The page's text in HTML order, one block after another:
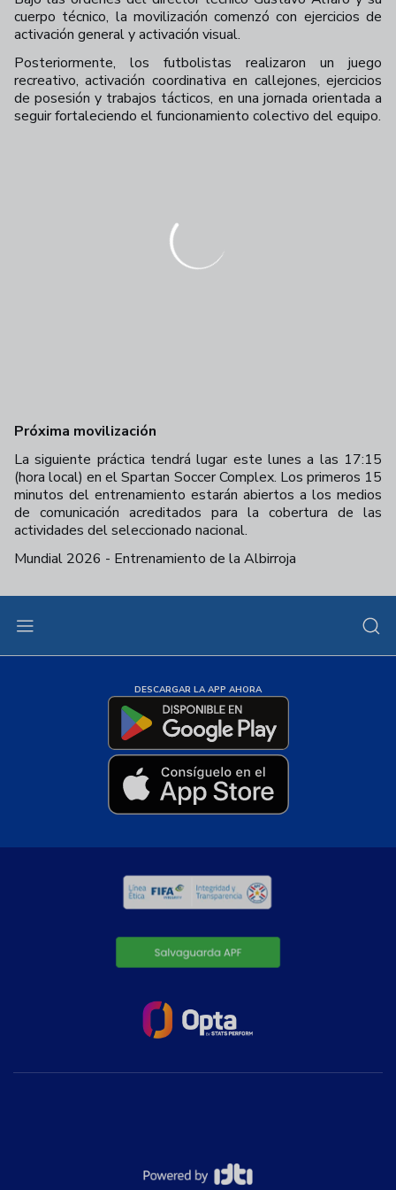
cuerpo técnico, la movilización comenzó con ejercicios de
activación general y activación visual.
Posteriormente, los futbolistas realizaron un juego
recreativo, activación coordinativa en callejones, ejercicios
de posesión y trabajos tácticos, en una jornada orientada a
seguir fortaleciendo el funcionamiento colectivo del equipo.
Próxima movilización
La siguiente práctica tendrá lugar este lunes a las 17:15
(hora local) en el Spartan Soccer Complex. Los primeros 15
minutos del entrenamiento estarán abiertos a los medios
de comunicación acreditados para la cobertura de las
actividades del seleccionado nacional.
Mundial 2026 - Entrenamiento de la Albirroja
DESCARGAR LA APP AHORA